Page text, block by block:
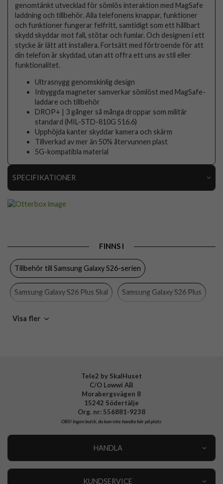
genomtänkt utvecklad för sömlös interaktion med MagSafe
laddning och tillbehör. Alla telefonens knappar, funktioner
och funktioner fungerar felfritt, samtidigt som ett hållbart
skydd skyddar mot fall, stötar och fumlar. Och designen i ett
stycke är lätt att installera. Fortsätt med förtroende för att
din telefon är skyddad, utan att offra ett uns av stil eller
funktionalitet.
Ultrasnygg genomskinlig design
Inbyggda magneter samverkar sömlöst med MagSafe-
laddare och tillbehör
DROP+ | 3 gånger så många droppar som militär
standard (MIL-STD-810G 516.6)
Upphöjda kanter skyddar kamera och skärm
Tillverkad av mer än 50% återvunnen plast
5G-kompatibla material
SPECIFIKATIONER
MagSafe-kompatibel, Stöttålig
Färg
Hårdplast (PC), Mjukplast (TPU)
Tillverkarens art nr
FINNS I
Tillbehör till Samsung Galaxy S26-serien
Samsung Galaxy S26 Plus Skal Samsung Galaxy S26 Plus
Skal Otterbox
Visa fler
Tele2 by SkalHuset
C/O Lowwi AB
Morabergsvägen 8
15242 Södertälje
Org. nr: 556881-9238
OBS!Ingen butik, du kan inte handla här på plats
HANDLA
KUNDSERVICE